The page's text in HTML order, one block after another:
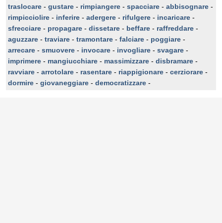
traslocare - gustare - rimpiangere - spacciare - abbisognare -
rimpicciolire - inferire - adergere - rifulgere - incaricare -
sfrecciare - propagare - dissetare - beffare - raffreddare -
aguzzare - traviare - tramontare - falciare - poggiare -
arrecare - smuovere - invocare - invogliare - svagare -
imprimere - mangiucchiare - massimizzare - disbramare -
ravviare - arrotolare - rasentare - riappigionare - cerziorare -
dormire - giovaneggiare - democratizzare -